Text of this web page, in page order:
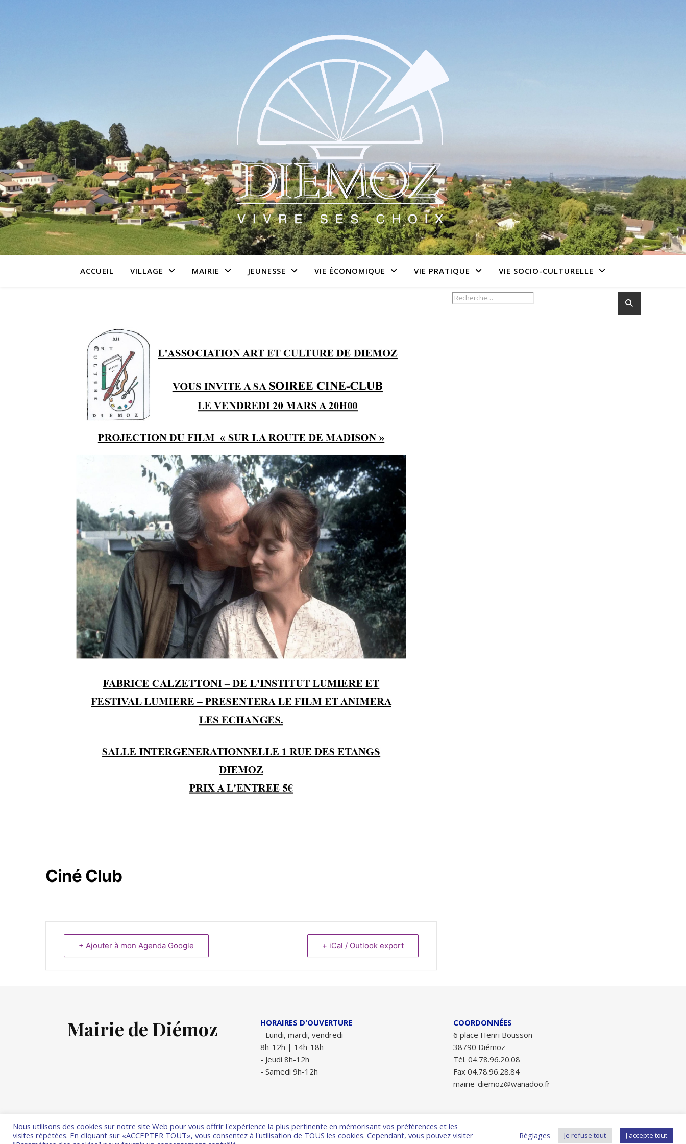
ACCUEIL VILLAGE MAIRIE JEUNESSE VIE ÉCONOMIQUE VIE PRATIQUE VIE SOCIO-CULTURELLE
Ciné Club
+ Ajouter à mon Agenda Google + iCal / Outlook export
Mairie de Diémoz
HORAIRES D'OUVERTURE
- Lundi, mardi, vendredi
8h-12h | 14h-18h
- Jeudi 8h-12h
- Samedi 9h-12h
COORDONNÉES
6 place Henri Bousson
38790 Diémoz
Tél. 04.78.96.20.08
Fax 04.78.96.28.84
mairie-diemoz@wanadoo.fr
2026 Mairie de Diemoz ©
Thème Ashe par WP Royal
Nous utilisons des cookies sur notre site Web pour vous offrir l'expérience la plus pertinente en mémorisant vos préférences et les
visites répétées. En cliquant sur «ACCEPTER TOUT», vous consentez à l'utilisation de TOUS les cookies. Cependant, vous pouvez visiter
Réglages Je refuse tout J'accepte tout